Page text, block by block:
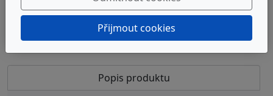
Popis produktu
Přijmout cookies